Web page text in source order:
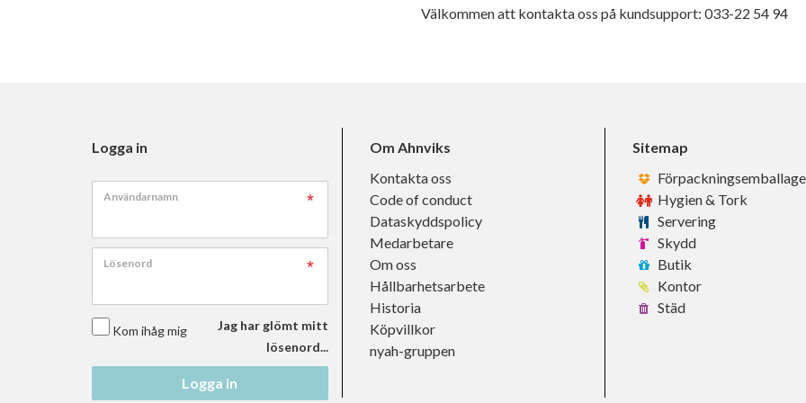
Välkommen att kontakta oss på kundsupport: 033-22 54 94
Logga in
Användarnamn
Lösenord
Kom ihåg mig
Jag har glömt mitt
lösenord...
Logga in
Om Ahnviks
Kontakta oss
Code of conduct
Dataskyddspolicy
Medarbetare
Om oss
Hållbarhetsarbete
Historia
Köpvillkor
nyah-gruppen
Sitemap
Förpackningsemballage
Hygien & Tork
Servering
Skydd
Butik
Kontor
Städ